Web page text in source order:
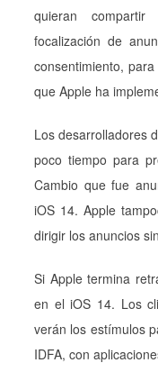
quieran
focalización de
consentimiento,
que Apple ha
Los desarrolladores
poco tiempo para
Cambio que fue
iOS 14. Apple
dirigir los anuncios
Si Apple termina
en el iOS 14. Los
verán los estímulos
IDFA, con